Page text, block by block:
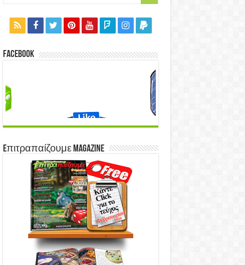
Facebook
Eπιτραπαίζουμε Magazine